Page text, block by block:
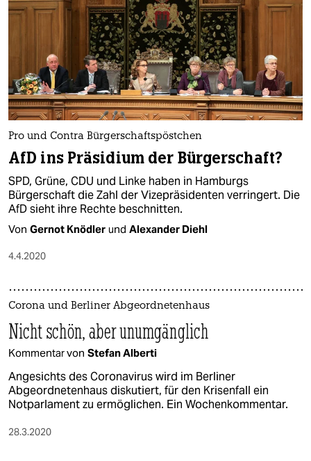
Pro und Contra Bürgerschaftspöstchen
AfD ins Präsidium der Bürgerschaft?
SPD, Grüne, CDU und Linke haben in Hamburgs
Bürgerschaft die Zahl der Vizepräsidenten verringert. Die
AfD sieht ihre Rechte beschnitten.
Von Gernot Knödler und Alexander Diehl
4.4.2020
Corona und Berliner Abgeordnetenhaus
Nicht schön, aber unumgänglich
Kommentar von Stefan Alberti
Angesichts des Coronavirus wird im Berliner
Abgeordnetenhaus diskutiert, für den Krisenfall ein
Notparlament zu ermöglichen. Ein Wochenkommentar.
28.3.2020